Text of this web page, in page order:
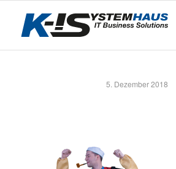
5. Dezember 2018